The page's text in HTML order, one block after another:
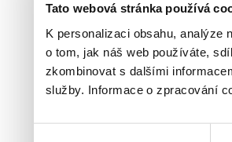
Tato webová stránka používá
K personalizaci obsahu,
o tom, jak náš web používáte,
zkombinovat s dalšími
služby. Informace o zpracování